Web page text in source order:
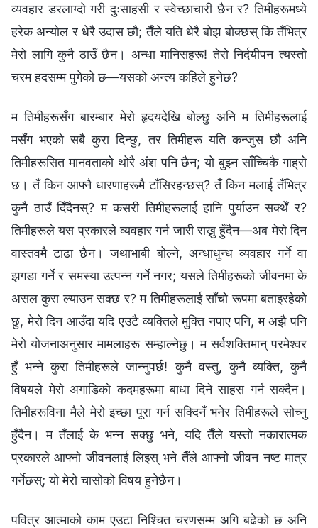
व्यवहार डरलाग्दो गरी दुःसाहसी र स्वेच्छाचारी छैन र? तिमीहरूमध्ये
हरेक अन्योल र धेरै उदास छौ; तैँले यति धेरै बोझ बोक्छस् कि तँभित्र
मेरो लागि कुनै ठाउँ छैन। अन्धा मानिसहरू! तेरो निर्दयीपन त्यस्तो
चरम हदसम्म पुगेको छ—यसको अन्त्य कहिले हुनेछ?
म तिमीहरूसँग बारम्बार मेरो हृदयदेखि बोल्छु अनि म तिमीहरूलाई
मसँग भएको सबै कुरा दिन्छु, तर तिमीहरू यति कन्जुस छौ अनि
तिमीहरूसित मानवताको थोरै अंश पनि छैन; यो बुझ्न साँच्‍चिकै गाह्रो
छ। तँ किन आफ्नै धारणाहरूमै टाँसिरहन्छस्? तँ किन मलाई तँभित्र
कुनै ठाउँ दिँदैनस्? म कसरी तिमीहरूलाई हानि पुर्याउन सक्थेँ र?
तिमीहरूले यस प्रकारले व्यवहार गर्न जारी राख्नु हुँदैन—अब मेरो दिन
वास्तवमै टाढा छैन। जथाभाबी बोल्ने, अन्धाधुन्ध व्यवहार गर्ने वा
झगडा गर्ने र समस्या उत्पन्न गर्ने नगर; यसले तिमीहरूको जीवनमा के
असल कुरा ल्याउन सक्छ र? म तिमीहरूलाई साँचो रूपमा बताइरहेको
छु, मेरो दिन आउँदा यदि एउटै व्यक्तिले मुक्ति नपाए पनि, म अझै पनि
मेरो योजनाअनुसार मामलाहरू सम्हाल्नेछु। म सर्वशक्तिमान् परमेश्‍वर
हुँ भन्‍ने कुरा तिमीहरूले जान्नुपर्छ! कुनै वस्तु, कुनै व्यक्ति, कुनै
विषयले मेरो अगाडिको कदमहरूमा बाधा दिने साहस गर्न सक्दैन।
तिमीहरूविना मैले मेरो इच्छा पूरा गर्न सक्दिनँ भनेर तिमीहरूले सोच्नु
हुँदैन। म तँलाई के भन्‍न सक्छु भने, यदि तैँले यस्तो नकारात्मक
प्रकारले आफ्नो जीवनलाई लिइस् भने तैँले आफ्‍नो जीवन नष्ट मात्र
गर्नेछस्; यो मेरो चासोको विषय हुनेछैन।
पवित्र आत्माको काम एउटा निश्चित चरणसम्‍म अगि बढेको छ अनि